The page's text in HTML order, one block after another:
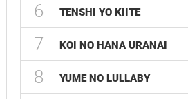
6 TENSHI YO KIITE
7 KOI NO HANA URANAI
8 YUME NO LULLABY